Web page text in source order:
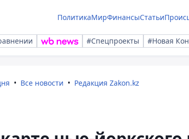
ПолитикаМирФинансыСтатьи
#Спецпроекты #Новая
Все новости Редакция Zakon.kz